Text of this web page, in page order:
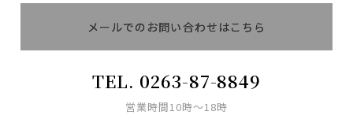
メールでのお問い合わせはこちら
メールでのお問い合わせはこちら
TEL. 0263-87-8849
営業時間10時〜18時